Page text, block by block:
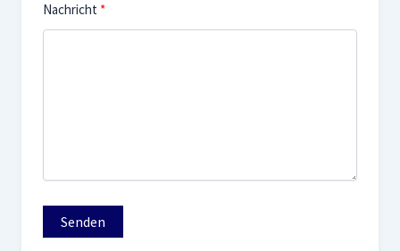
Nachricht
Senden